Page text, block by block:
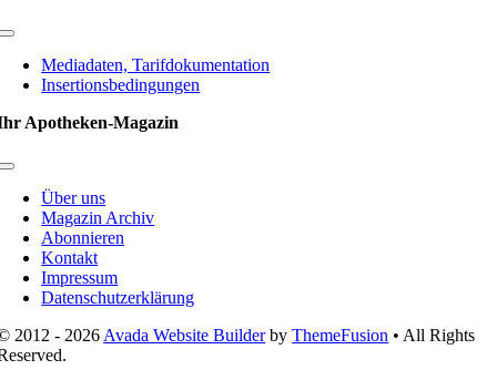
Toggle
NavigationMediadaten, Tarifdokumentation
Insertionsbedingungen
Apotheken-Magazin
Toggle
NavigationÜber uns
Magazin Archiv
Abonnieren
Kontakt
Impressum
Datenschutzerklärung
2012 - 2026 Avada Website BuilderbyThemeFusion • All Rights